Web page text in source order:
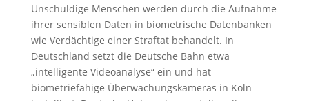
Unschuldige Menschen werden durch die Aufnahme
ihrer sensiblen Daten in biometrische Datenbanken
wie Verdächtige einer Straftat behandelt. In
Deutschland setzt die Deutsche Bahn etwa
„intelligente Videoanalyse“ ein und hat
biometriefähige Überwachungskameras in Köln